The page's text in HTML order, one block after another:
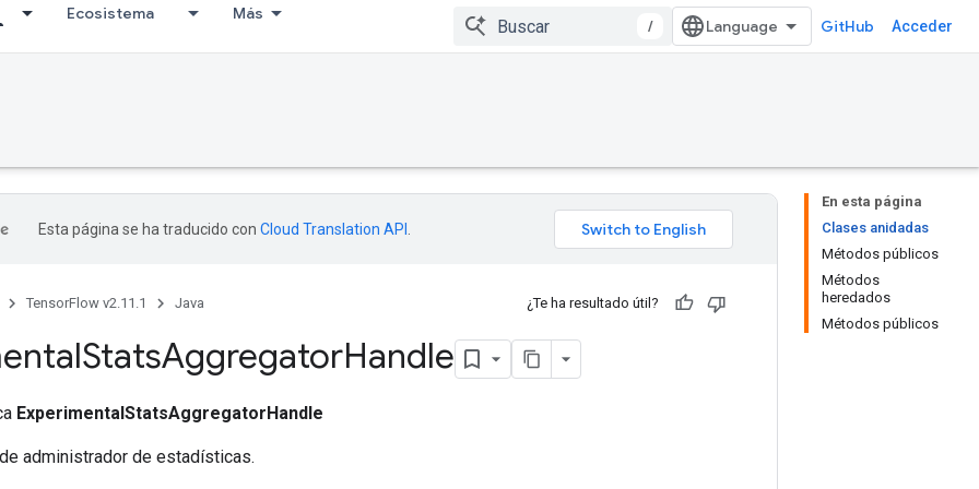
Ecosistema Más
/ GitHub Acceder
En esta página
Clases anidadas
Métodos públicos
Métodos
heredados
Métodos públicos
Esta página se ha traducido con Cloud Translation API
TensorFlow v2.11.1 Java ¿Te ha resultado útil?
StatsAggregatorHandle
ExperimentalStatsAggregatorHandle
administrador de estadísticas.